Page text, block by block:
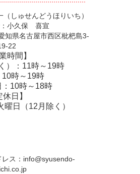
しゅせんどうほりいち）
小久保 喜宣
県名古屋市西区枇杷島3-
22
時間】
）：11時～19時
10時～19時
：10時～18時
休日】
曜日（12月除く）
ス： info@syusendo-